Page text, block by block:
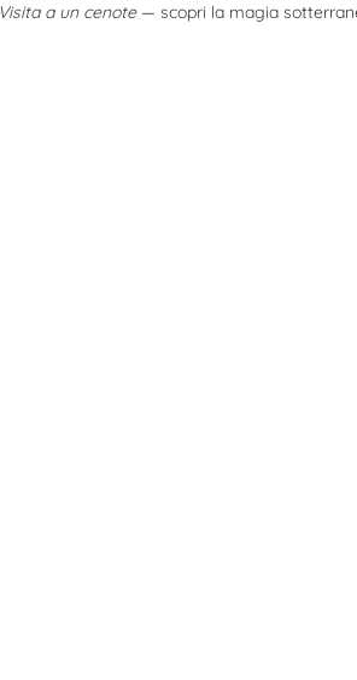
Visita a un cenote— scopri la magia